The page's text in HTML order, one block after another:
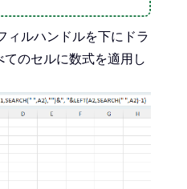
ィルハンドルを下にドラ
のセルに数式を適用し